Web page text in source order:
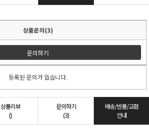
상품문의(3)
문의하기
등록된 문의가 없습니다.
상품리뷰
()
문의하기
(3)
배송/반품/교환
안내